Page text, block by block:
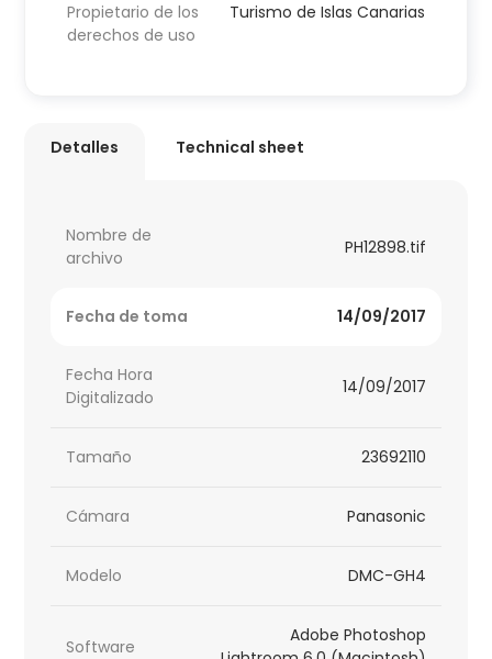
Propietario de los
derechos de uso
Turismo de Islas Canarias
Detalles Technical sheet
Nombre de
archivo
PH12898.tif
Fecha de toma 14/09/2017
Fecha Hora
Digitalizado
14/09/2017
Tamaño 23692110
Cámara Panasonic
Modelo DMC-GH4
Software
Adobe Photoshop